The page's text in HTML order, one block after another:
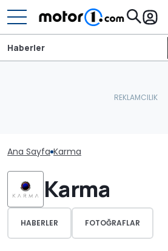
Haberler
Ana Sayfa Karma
Karma
HABERLER FOTOĞRAFLAR